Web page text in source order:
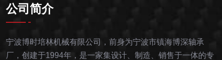
公司简介
宁波博时培林机械有限公司，前身为宁波市镇海博深轴承
厂，创建于1994年，是一家集设计、制造、销售于一体的专